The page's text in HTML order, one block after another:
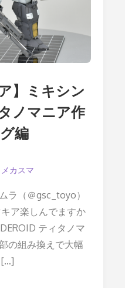
】ミキシン
ノマニア作
編
メカスマ
ラ（＠gsc_toyo）
ア楽しんでますか
ティタノマ
の組み換えで大幅
[…]